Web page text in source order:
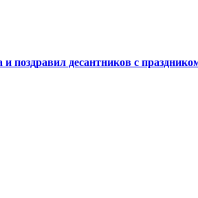
десантников с